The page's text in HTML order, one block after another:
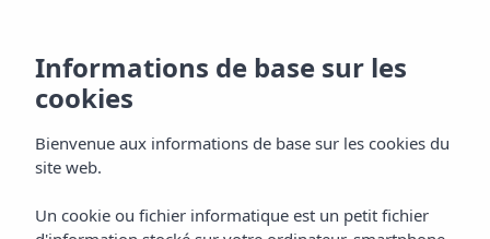
Informations de base sur les
cookies
Bienvenue aux informations de base sur les cookies du
site web.
Un cookie ou fichier informatique est un petit fichier